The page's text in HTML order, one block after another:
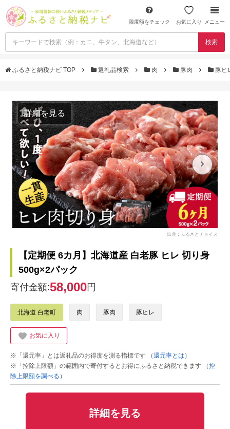
限度額をチェック お気に入り メニュー
検索
ふるさと納税ナビ TOP 返礼品検索 肉 豚肉 豚ヒ
詳細を見る
出典：ふるさとチョイス
【定期便 6カ月】北海道産 白老豚 ヒレ 切り身
500g×2パック
寄付金額:58,000円
北海道 白老町 肉 豚肉 豚ヒレ
お気に入り
※「還元率」とは返礼品のお得度を測る指標です
（還元率とは）
※「控除上限額」の範囲内で寄付するとお得にふるさと納税できます
（控
除上限額を調べる）
詳細を見る